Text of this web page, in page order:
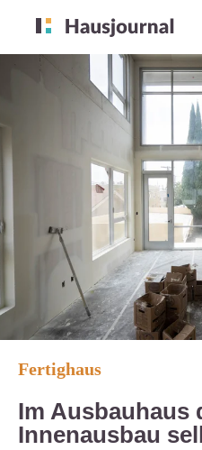
Fertighaus
Im Ausbauhaus
Innenausbau